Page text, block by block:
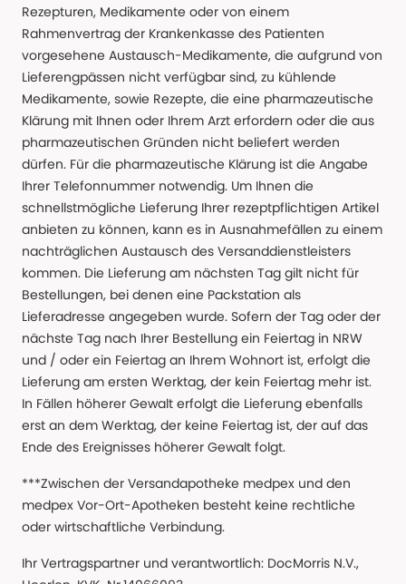
Rezepturen, Medikamente oder von einem
Rahmenvertrag der Krankenkasse des Patienten
vorgesehene Austausch-Medikamente, die aufgrund von
Lieferengpässen nicht verfügbar sind, zu kühlende
Medikamente, sowie Rezepte, die eine pharmazeutische
Klärung mit Ihnen oder Ihrem Arzt erfordern oder die aus
pharmazeutischen Gründen nicht beliefert werden
dürfen. Für die pharmazeutische Klärung ist die Angabe
Ihrer Telefonnummer notwendig. Um Ihnen die
schnellstmögliche Lieferung Ihrer rezeptpflichtigen Artikel
anbieten zu können, kann es in Ausnahmefällen zu einem
nachträglichen Austausch des Versanddienstleisters
kommen. Die Lieferung am nächsten Tag gilt nicht für
Bestellungen, bei denen eine Packstation als
Lieferadresse angegeben wurde. Sofern der Tag oder der
nächste Tag nach Ihrer Bestellung ein Feiertag in NRW
und / oder ein Feiertag an Ihrem Wohnort ist, erfolgt die
Lieferung am ersten Werktag, der kein Feiertag mehr ist.
In Fällen höherer Gewalt erfolgt die Lieferung ebenfalls
erst an dem Werktag, der keine Feiertag ist, der auf das
Ende des Ereignisses höherer Gewalt folgt.
***Zwischen der Versandapotheke medpex und den
medpex Vor-Ort-Apotheken besteht keine rechtliche
oder wirtschaftliche Verbindung.
Ihr Vertragspartner und verantwortlich: DocMorris N.V.,